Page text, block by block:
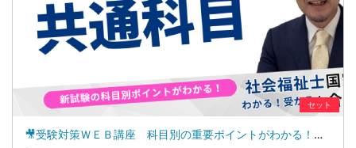
セット
🎥受験対策ＷＥＢ講座 科目別の重要ポイントがわかる！社会福祉士合格講座２０２７（共通科目セット）